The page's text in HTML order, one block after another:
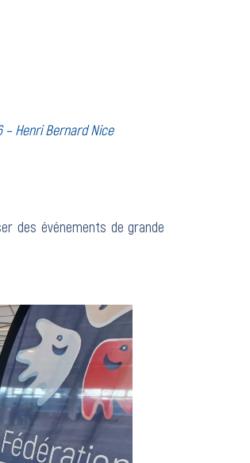
– Henri Bernard Nice
des événements de grande